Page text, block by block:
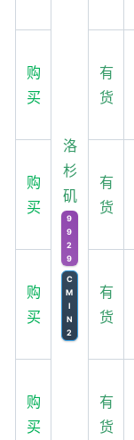
洛
杉
矶
9
9
2
9
C
M
I
N
2
购
买
有
货
购
买
有
货
购
买
有
货
购
买
有
货